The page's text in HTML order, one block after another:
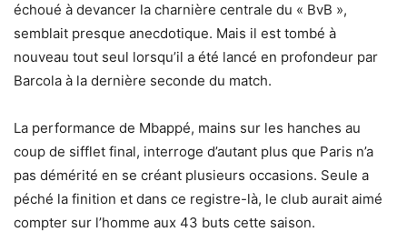
échoué à devancer la charnière centrale du « BvB »,
semblait presque anecdotique. Mais il est tombé à
nouveau tout seul lorsqu’il a été lancé en profondeur par
Barcola à la dernière seconde du match.
La performance de Mbappé, mains sur les hanches au
coup de sifflet final, interroge d’autant plus que Paris n’a
pas démérité en se créant plusieurs occasions. Seule a
péché la finition et dans ce registre-là, le club aurait aimé
compter sur l’homme aux 43 buts cette saison.